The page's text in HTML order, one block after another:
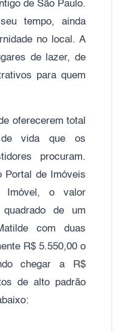
de São Paulo.
tempo, ainda
no local. A
de lazer, de
para quem
oferecerem total
de vida que os
procuram.
Portal de Imóveis
o valor
de um
com duas
R$ 5.550,00 o
chegar a R$
de alto padrão